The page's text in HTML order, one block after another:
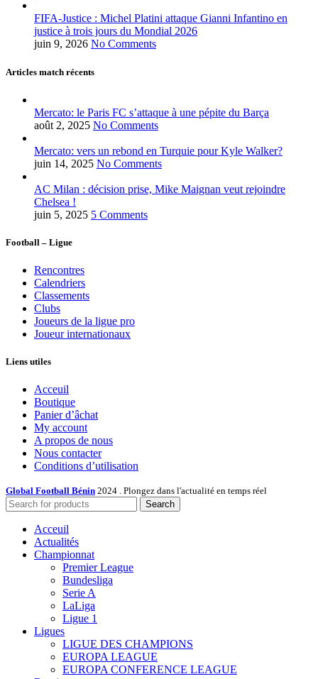
FIFA-Justice : Michel Platini attaque Gianni Infantino en
justice à trois jours du Mondial 2026
juin 9, 2026 No Comments
Articles match récents
Mercato: le Paris FC s’attaque à une pépite du Barça
août 2, 2025 No Comments
Mercato: vers un rebond en Turquie pour Kyle Walker?
juin 14, 2025 No Comments
AC Milan : décision prise, Mike Maignan veut rejoindre
Chelsea !
juin 5, 2025 5 Comments
Football – Ligue
Rencontres
Calendriers
Classements
Clubs
Joueurs de la ligue pro
Joueur internationaux
Liens utiles
Acceuil
Boutique
Panier d’âchat
My account
A propos de nous
Nous contacter
Conditions d’utilisation
Global Football Bénin 2024 . Plongez dans l'actualité en temps réel
Search
Acceuil
Actualités
Championnat
Premier League
Bundesliga
Serie A
LaLiga
Ligue 1
Ligues
LIGUE DES CHAMPIONS
EUROPA LEAGUE
EUROPA CONFERENCE LEAGUE